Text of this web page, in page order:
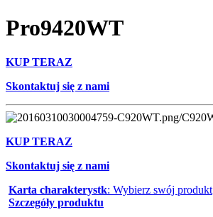
Pro9420WT
KUP TERAZ
Skontaktuj się z nami
KUP TERAZ
Skontaktuj się z nami
Karta charakterystk: Wybierz swój produkt
Szczegóły produktu